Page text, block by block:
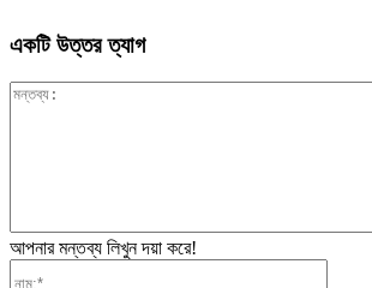
একটি উত্তর ত্যাগ
আপনার মন্তব্য লিখুন দয়া করে!